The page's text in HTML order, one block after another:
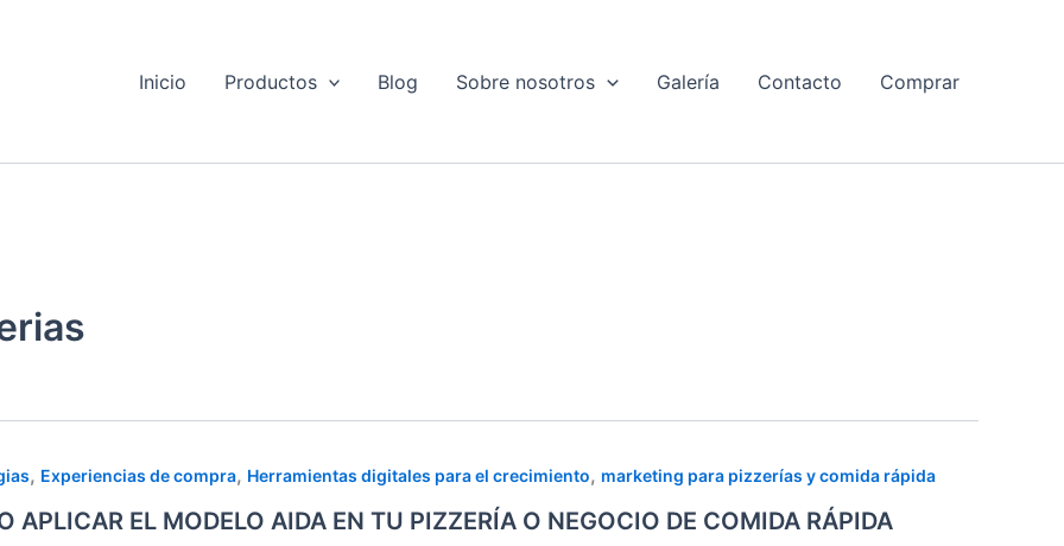
Inicio Productos Blog Sobre nosotros Galería Contacto Comprar
, Experiencias de compra, Herramientas digitales para el crecimiento, marketing para pizzerías y comida rápida
APLICAR EL MODELO AIDA EN TU PIZZERÍA O NEGOCIO DE COMIDA RÁPIDA